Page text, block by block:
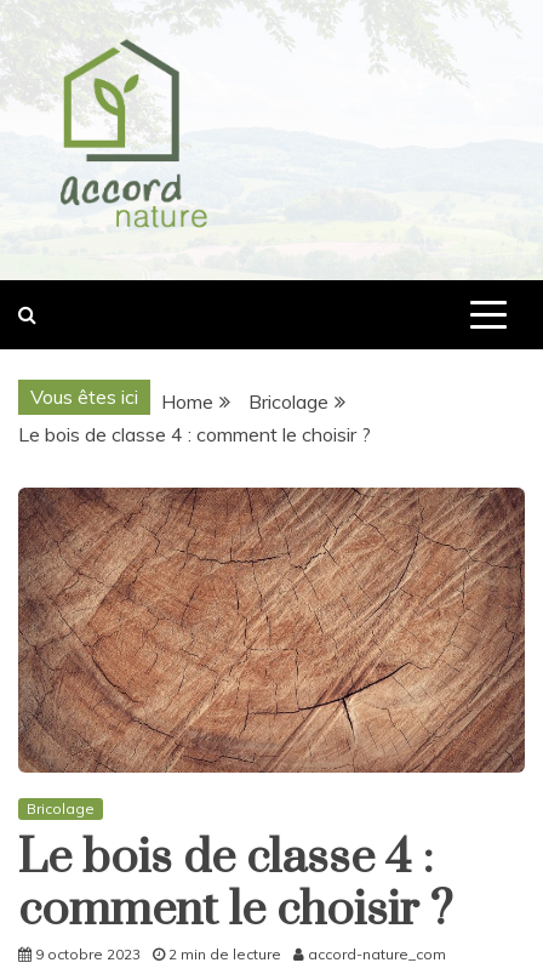
Skip
to
content
accord-nature.com
Vous êtes ici Home
Bricolage
Le bois de classe 4 : comment le choisir ?
Bricolage
Le bois de classe 4 :
comment le choisir ?
9 octobre 2023 2 min de lecture accord-nature_com